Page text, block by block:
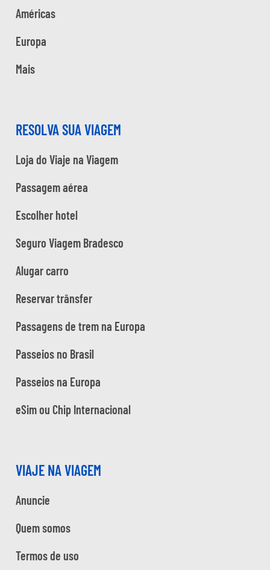
Américas
Europa
Mais
RESOLVA SUA VIAGEM
Loja do Viaje na Viagem
Passagem aérea
Escolher hotel
Seguro Viagem Bradesco
Alugar carro
Reservar trânsfer
Passagens de trem na Europa
Passeios no Brasil
Passeios na Europa
eSim ou Chip Internacional
VIAJE NA VIAGEM
Anuncie
Quem somos
Termos de uso